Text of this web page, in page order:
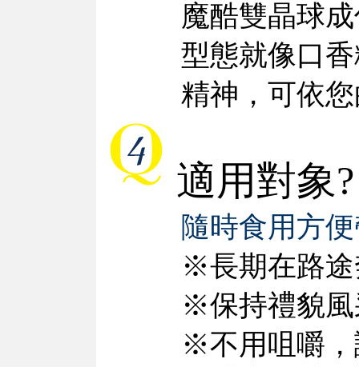
魔酷雙晶球
型態就像口
精神，可依
適用對象?
隨時食用方
※長期在路途
※保持禮貌風
※不用咀嚼，